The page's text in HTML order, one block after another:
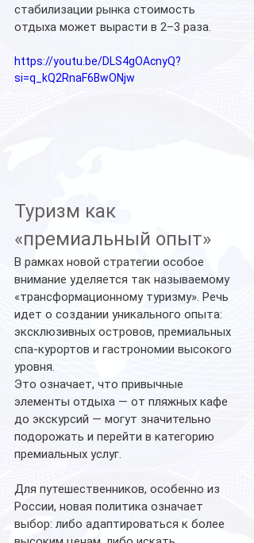
стабилизации рынка стоимость
отдыха может вырасти в 2–3 раза.
https://youtu.be/DLS4gOAcnyQ?
si=q_kQ2RnaF6BwONjw
Туризм как
«премиальный опыт»
В рамках новой стратегии особое
внимание уделяется так называемому
«трансформационному туризму». Речь
идет о создании уникального опыта:
эксклюзивных островов, премиальных
спа-курортов и гастрономии высокого
уровня.
Это означает, что привычные
элементы отдыха — от пляжных кафе
до экскурсий — могут значительно
подорожать и перейти в категорию
премиальных услуг.
Для путешественников, особенно из
России, новая политика означает
выбор: либо адаптироваться к более